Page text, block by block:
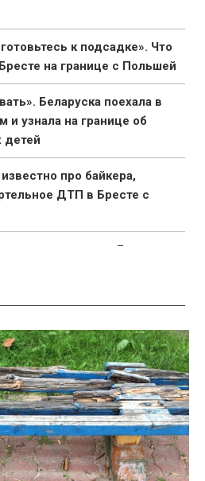
к подсадке». Что
на границе с Польшей
Беларуска поехала в
и узнала на границе об
детей
про байкера,
ДТП в Бресте с
открыть «Евроопт» в